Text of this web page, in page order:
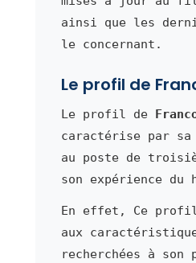
ainsi que les
le concernant.
Le profil de
Le profil de
caractérise par sa
au poste de
son expérience du
En effet, Ce profil
aux
recherchées à son